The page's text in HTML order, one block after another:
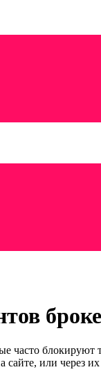
часто
сайте, или через